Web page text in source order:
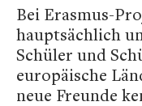
Bei Erasmus-
hauptsächlich
Schüler und
europäische
neue Freunde